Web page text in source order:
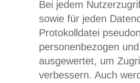
Bei jedem
sowie für jeden
Protokolldatei
personenbezogen
ausgewertet, um
verbessern. Auch